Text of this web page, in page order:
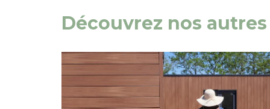
Découvrez nos